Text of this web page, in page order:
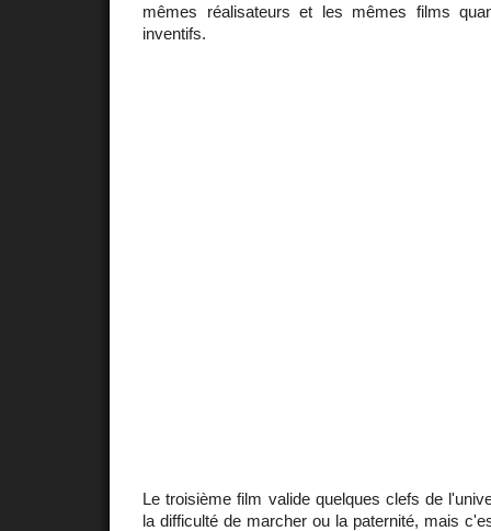
mêmes réalisateurs et les mêmes films
inventifs.
Le troisième film valide quelques clefs de
la difficulté de marcher ou la paternité, mais